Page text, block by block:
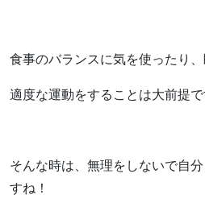
食事のバランスに気を使ったり、
適度な運動をすることは大前提で
そんな時は、無理をしないで自
すね！